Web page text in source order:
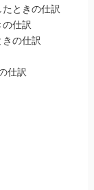
ときの仕訳
の仕訳
きの仕訳
仕訳